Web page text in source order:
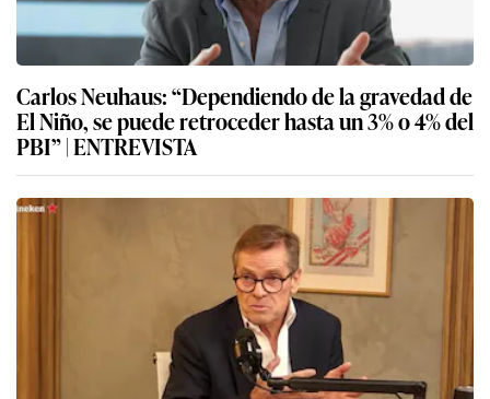
Carlos Neuhaus: “Dependiendo de la gravedad de
El Niño, se puede retroceder hasta un 3% o 4% del
PBI” | ENTREVISTA